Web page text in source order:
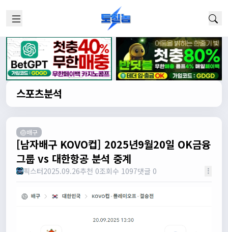
스포츠분석
🏐배구
[남자배구 KOVO컵] 2025년9월20일 OK금융
그룹 vs 대한항공 분석 중계
픽스터2025.09.26추천 0조회수 1097댓글 0